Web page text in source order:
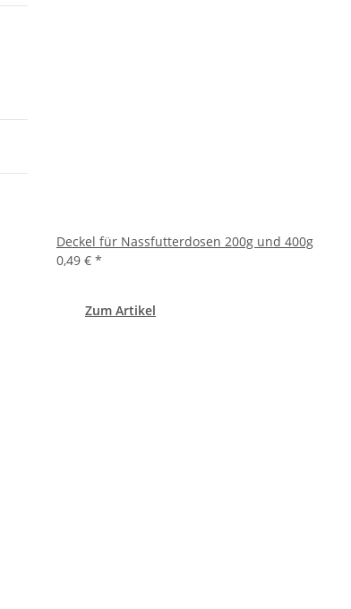
Deckel für Nassfutterdosen 200g und 400g
0,49 € *
Zum Artikel